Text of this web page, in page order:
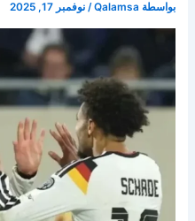
بواسطة Qalamsa
/نوفمبر 17, 2025